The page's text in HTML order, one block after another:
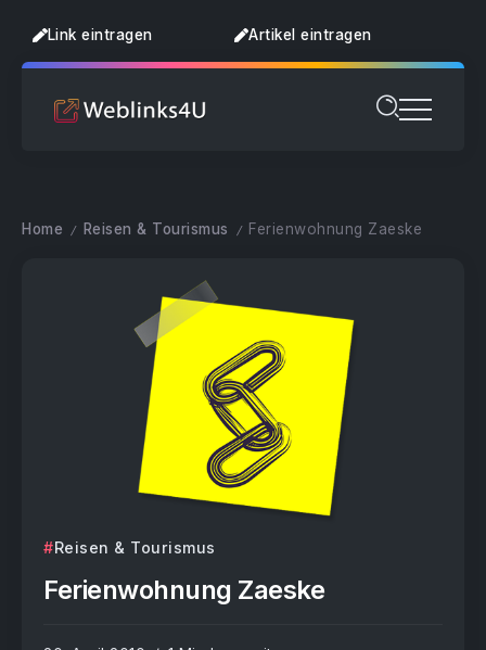
Link eintragen Artikel eintragen
Home / Reisen & Tourismus / Ferienwohnung Zaeske
Reisen & Tourismus
Ferienwohnung Zaeske